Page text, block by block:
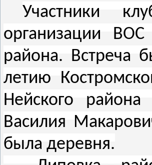
Участники
организации
района. Встреча
летию
Нейского
Василия
была деревня.